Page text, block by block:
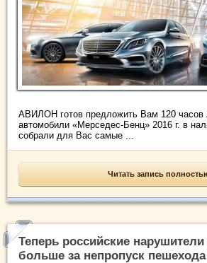
АВИЛОН готов предложить Вам 120 часов
автомобили «Мерседес-Бенц» 2016 г. в
собрали для Вас самые ...
Читать запись
Теперь российские
больше за непропуск пешехода